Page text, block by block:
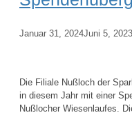
Januar 31, 2024Juni 5, 2023
Die Filiale Nußloch der
in diesem Jahr mit einer
Nußlocher Wiesenlaufes.